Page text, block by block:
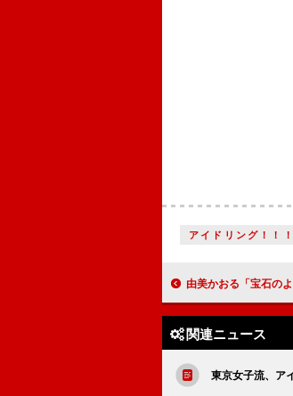
アイドリング！！！
由美かおる「宝石のように輝いて
関連ニュース
東京女子流、ア